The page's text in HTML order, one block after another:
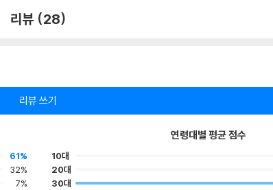
리뷰 (28)
리뷰 쓰기
61%
32%
7%
연령대별 평균 점수
10대
20대
30대